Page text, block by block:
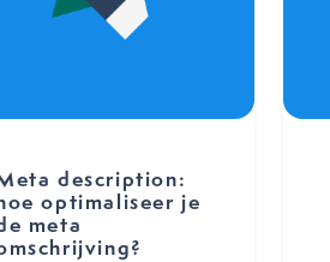
description:
optimaliseer je
meta